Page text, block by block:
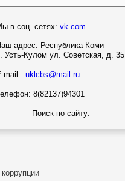
в соц. сетях: vk.com
адрес: Республика Коми
Усть-Кулом ул. Советская, д. 35
mail: uklcbs@mail.ru
8(82137)94301
Поиск по сайту: